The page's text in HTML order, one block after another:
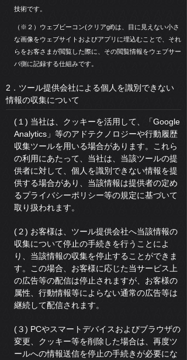
技術です。
（※２）ウェブビーコン(クリアgif)は、目に見えない小さ
な画像をウェブサイトおよびアプリに埋込むことで、それ
らをお客さまが閲覧した際に、その閲覧情報をウェブサー
バ側に記録する仕組みです。
2．ツール提供会社による個人を識別できない
情報の収集について
(１) 当社は、クッキーを活用して、「Google
Analytics」等のアドテクノロジーや行動履歴
収集ツールを用いる場合があります。これら
の利用にあたって、当社は、当該ツールの提
供者に対して、個人を識別できない情報を提
供する場合があり、当該情報は提供者の定め
るプライバシーポリシー等の規定に基づいて
取り扱われます。
(２) お客様は、ツール提供会社へ当該情報の
収集について停止の手続きを行うことによ
り、当該情報の収集を停止することができま
す。この場合、お客様に応じた当サービス上
の広告等の配信は停止されますが、お客様の
属性、行動情報等によらない通常の広告等は
継続して配信されます。
(３) PCやスマートデバイスおよびブラウザの
変更、クッキー等を削除した場合は、再度ツ
ールへの情報送信を停止の手続きが必要にな